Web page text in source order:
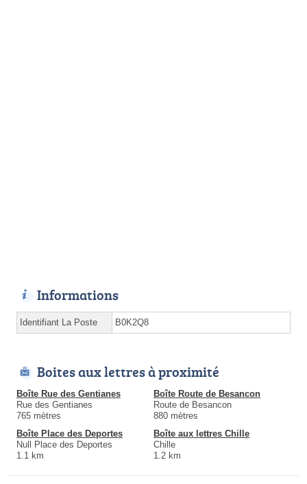
Informations
Identifiant La Poste B0K2Q8
Boites aux lettres à proximité
Boîte Rue des Gentianes
Rue des Gentianes
765 mètres
Boîte Route de Besancon
Route de Besancon
880 mètres
Boîte Place des Deportes
Null Place des Deportes
1.1 km
Boîte aux lettres Chille
Chille
1.2 km